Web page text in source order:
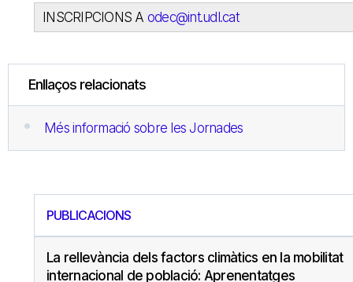
INSCRIPCIONS A odec@int.udl.cat
Enllaços relacionats
Més informació sobre les Jornades
PUBLICACIONS
La rellevància dels factors climàtics en la mobilitat
internacional de població: Aprenentatges